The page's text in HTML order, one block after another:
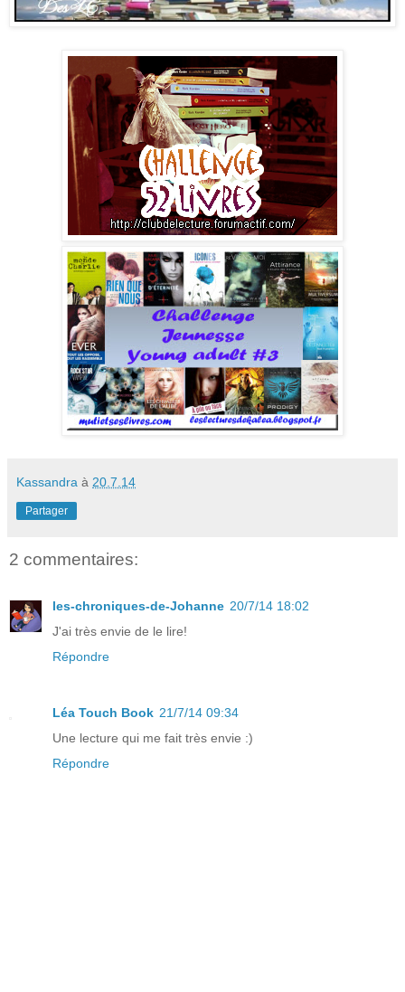
Kassandra à 20.7.14
Partager
2 commentaires:
les-chroniques-de-Johanne 20/7/14 18:02
J'ai très envie de le lire!
Répondre
Léa Touch Book 21/7/14 09:34
Une lecture qui me fait très envie :)
Répondre